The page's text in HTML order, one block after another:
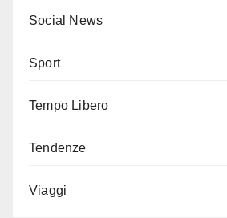
Social News
Sport
Tempo Libero
Tendenze
Viaggi